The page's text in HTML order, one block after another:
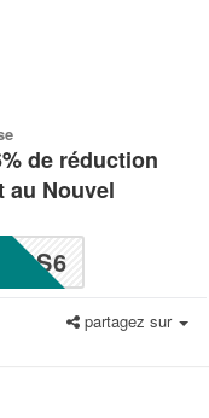
de réduction
au Nouvel
BS6
partagez sur